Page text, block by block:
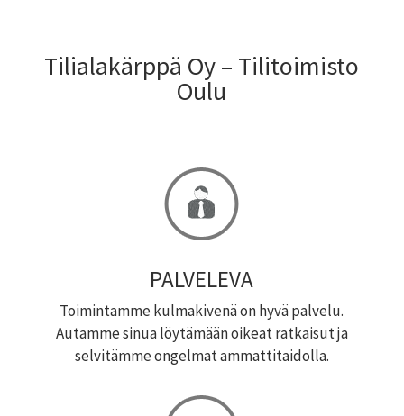
Tilialakärppä Oy – Tilitoimisto
Oulu
PALVELEVA
Toimintamme kulmakivenä on hyvä palvelu.
Autamme sinua löytämään oikeat ratkaisut ja
selvitämme ongelmat ammattitaidolla.